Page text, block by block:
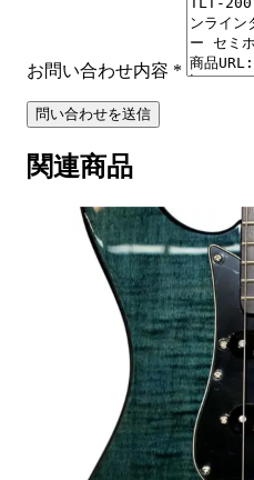
お問い合わせ内容 *
問い合わせを送信
関連商品